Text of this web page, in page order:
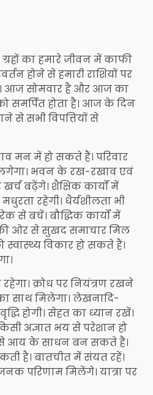
का हमारे जीवन में काफी
होने से हमारी राशियों पर
आज सोमवार है और आज का
समर्पित होता है। आज के दिन
से सभी विपत्तियों से
मन में हो सकते हैं। परिवार
लगेगा। भवन के रख-रखाव एवं
बढ़ेंगे। शैक्षिक कार्यों में
रहेगी। धैर्यशीलता भी
से बचें। बौद्धिक कार्यों में
की ओर से सुखद समाचार मिल
विकार हो सकते हैं।
क्रोध पर नियंत्रण रखने
साथ मिलेगा। लेखनादि-
होगी। सेहत का ध्यान रखें।
अज्ञात भय से परेशान हो
से आय के साधन बन सकते हैं।
है। बातचीत में संयत रहें।
परिणाम मिलेंगे। यात्रा पर